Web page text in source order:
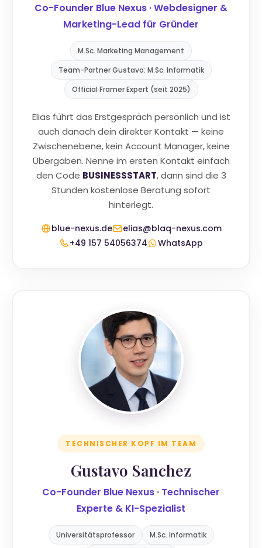
Co-Founder Blue Nexus · Webdesigner &
Marketing-Lead für Gründer
M.Sc. Marketing Management
Team-Partner Gustavo: M.Sc. Informatik
Official Framer Expert (seit 2025)
Elias führt das Erstgespräch persönlich und ist
auch danach dein direkter Kontakt — keine
Zwischenebene, kein Account Manager, keine
Übergaben. Nenne im ersten Kontakt einfach
den Code BUSINESSSTART, dann sind die 3
Stunden kostenlose Beratung sofort
hinterlegt.
blue-nexus.de
elias@blaq-nexus.com
+49 157 54056374
WhatsApp
TECHNISCHER KOPF IM TEAM
Gustavo Sanchez
Co-Founder Blue Nexus · Technischer
Experte & KI-Spezialist
Universitätsprofessor M.Sc. Informatik